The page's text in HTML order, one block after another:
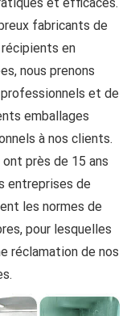
fabricants de
en
nous prenons
et de
emballages
à nos clients.
près de 15 ans
entreprises de
les normes de
pour lesquelles
réclamation de nos